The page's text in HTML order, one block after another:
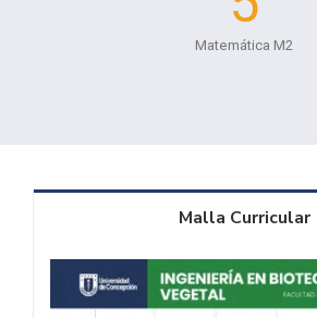
Matemática M2
Malla Curricular